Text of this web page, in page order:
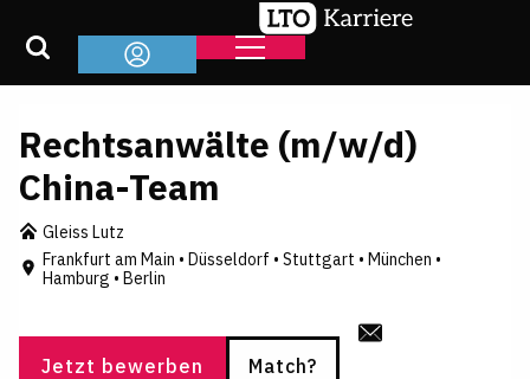
Rechtsanwälte (m/w/d)
China-Team
Gleiss Lutz
Frankfurt am Main • Düsseldorf • Stuttgart • München •
Hamburg • Berlin
Jetzt bewerben Match?